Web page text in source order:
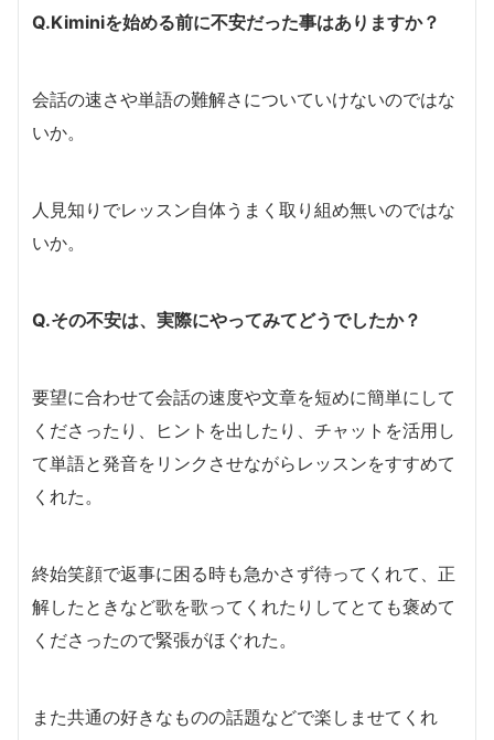
Q.Kiminiを始める前に不安だった事はありますか？
会話の速さや単語の難解さについていけないのではな
いか。
人見知りでレッスン自体うまく取り組め無いのではな
いか。
Q.その不安は、実際にやってみてどうでしたか？
要望に合わせて会話の速度や文章を短めに簡単にして
くださったり、ヒントを出したり、チャットを活用し
て単語と発音をリンクさせながらレッスンをすすめて
くれた。
終始笑顔で返事に困る時も急かさず待ってくれて、正
解したときなど歌を歌ってくれたりしてとても褒めて
くださったので緊張がほぐれた。
また共通の好きなものの話題などで楽しませてくれ